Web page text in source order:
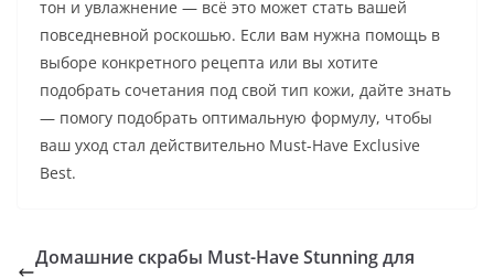
тон и увлажнение — всё это может стать вашей
повседневной роскошью. Если вам нужна помощь в
выборе конкретного рецепта или вы хотите
подобрать сочетания под свой тип кожи, дайте знать
— помогу подобрать оптимальную формулу, чтобы
ваш уход стал действительно Must-Have Exclusive
Best.
Домашние скрабы Must-Have Stunning для